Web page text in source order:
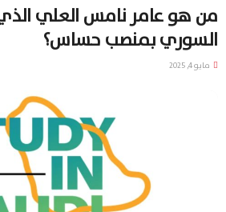
من هو عامر نامس العلي
السوري بمنصب حساس؟
مايو 4, 2025